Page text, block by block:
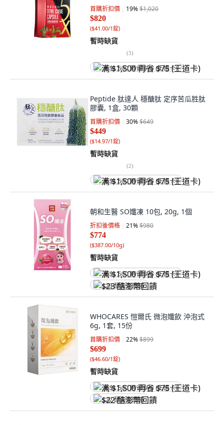
首購折扣價 19%$1,020
$820
($41.00/1錠)
暫時缺貨
(3)
满 $1,500 再省 $75 (王道卡)
Peptide 肽達人 穩醣肽 定序苦瓜胜肽
膠囊, 1盒, 30顆
首購折扣價 30%$649
$449
($14.97/1錠)
暫時缺貨
(2)
满 $1,500 再省 $75 (王道卡)
朝和生醫 SO孅凍 10包, 20g, 1個
折扣後價格 21%$980
$774
($387.00/10g)
暫時缺貨
满 $1,500 再省 $75 (王道卡)
$23 酷澎幣回饋
WHOCARES 愷爾氏 微泡孅飲 沖泡式
6g, 1套, 15份
首購折扣價 22%$899
$699
($46.60/1錠)
暫時缺貨
满 $1,500 再省 $75 (王道卡)
$22 酷澎幣回饋